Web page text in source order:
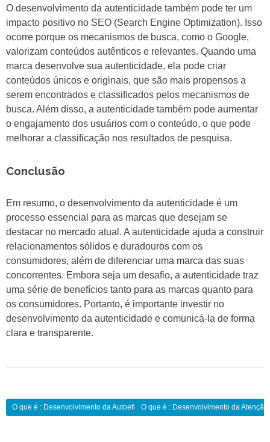
O desenvolvimento da autenticidade também pode ter um
impacto positivo no SEO (Search Engine Optimization). Isso
ocorre porque os mecanismos de busca, como o Google,
valorizam conteúdos autênticos e relevantes. Quando uma
marca desenvolve sua autenticidade, ela pode criar
conteúdos únicos e originais, que são mais propensos a
serem encontrados e classificados pelos mecanismos de
busca. Além disso, a autenticidade também pode aumentar
o engajamento dos usuários com o conteúdo, o que pode
melhorar a classificação nos resultados de pesquisa.
Conclusão
Em resumo, o desenvolvimento da autenticidade é um
processo essencial para as marcas que desejam se
destacar no mercado atual. A autenticidade ajuda a construir
relacionamentos sólidos e duradouros com os
consumidores, além de diferenciar uma marca das suas
concorrentes. Embora seja um desafio, a autenticidade traz
uma série de benefícios tanto para as marcas quanto para
os consumidores. Portanto, é importante investir no
desenvolvimento da autenticidade e comunicá-la de forma
clara e transparente.
Navegação
O que é : Desenvolvimento da Autoeficácia:O que é : Desenvolvimento da Atenção: